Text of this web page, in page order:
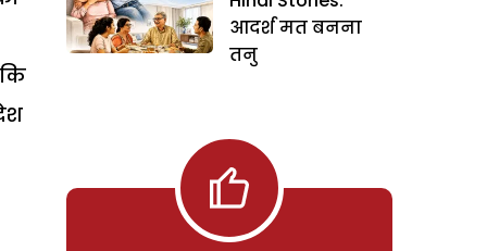
आदर्श मत बनना
तनु